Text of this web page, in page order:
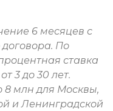
6 месяцев с
По
ставка
3 до 30 лет.
8 млн для Москвы,
и Ленинградской